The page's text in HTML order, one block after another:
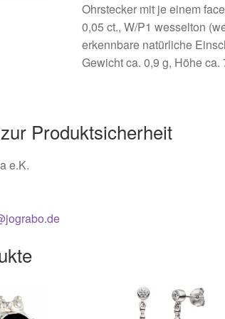
Ohrstecker mit je einem
0,05 ct., W/P1 wesselton
erkennbare natürliche
Gewicht ca. 0,9 g, Höhe ca.
Produktsicherheit
e.K.